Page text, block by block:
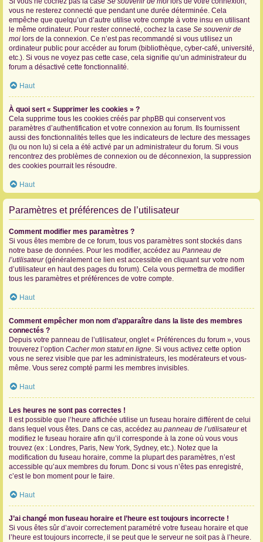
vous ne resterez connecté que pendant une durée déterminée. Cela
empêche que quelqu’un d’autre utilise votre compte à votre insu en utilisant
le même ordinateur. Pour rester connecté, cochez la case Se souvenir de
moi lors de la connexion. Ce n’est pas recommandé si vous utilisez un
ordinateur public pour accéder au forum (bibliothèque, cyber-café, université,
etc.). Si vous ne voyez pas cette case, cela signifie qu’un administrateur du
forum a désactivé cette fonctionnalité.
Haut
À quoi sert « Supprimer les cookies » ?
Cela supprime tous les cookies créés par phpBB qui conservent vos
paramètres d’authentification et votre connexion au forum. Ils fournissent
aussi des fonctionnalités telles que les indicateurs de lecture des messages
(lu ou non lu) si cela a été activé par un administrateur du forum. Si vous
rencontrez des problèmes de connexion ou de déconnexion, la suppression
des cookies pourrait les résoudre.
Haut
Paramètres et préférences de l’utilisateur
Comment modifier mes paramètres ?
Si vous êtes membre de ce forum, tous vos paramètres sont stockés dans
notre base de données. Pour les modifier, accédez au Panneau de
l’utilisateur(généralement ce lien est accessible en cliquant sur votre nom
d’utilisateur en haut des pages du forum). Cela vous permettra de modifier
tous les paramètres et préférences de votre compte.
Haut
Comment empêcher mon nom d’apparaître dans la liste des membres
connectés ?
Depuis votre panneau de l’utilisateur, onglet « Préférences du forum », vous
trouverez l’option Cacher mon statut en ligne. Si vous activez cette option
vous ne serez visible que par les administrateurs, les modérateurs et vous-
même. Vous serez compté parmi les membres invisibles.
Haut
Les heures ne sont pas correctes !
Il est possible que l’heure affichée utilise un fuseau horaire différent de celui
dans lequel vous êtes. Dans ce cas, accédez au panneau de l’utilisateuret
modifiez le fuseau horaire afin qu’il corresponde à la zone où vous vous
trouvez (ex : Londres, Paris, New York, Sydney, etc.). Notez que la
modification du fuseau horaire, comme la plupart des paramètres, n’est
accessible qu’aux membres du forum. Donc si vous n’êtes pas enregistré,
c’est le bon moment pour le faire.
Haut
J’ai changé mon fuseau horaire et l’heure est toujours incorrecte !
Si vous êtes sûr d’avoir correctement paramétré votre fuseau horaire et que
l’heure est toujours incorrecte, il se peut que le serveur ne soit pas à l’heure.